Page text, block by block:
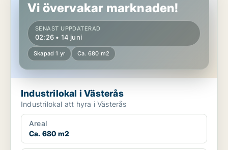
Vi övervakar marknaden!
SENAST UPPDATERAD
02:26 • 14 juni
Skapad 1 yr Ca. 680 m2
Industrilokal i Västerås
Industrilokal att hyra i Västerås
Areal
Ca. 680 m2